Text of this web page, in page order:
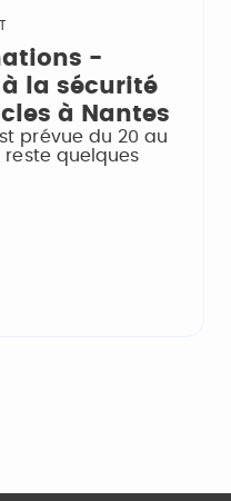
-
la sécurité
à Nantes
prévue du 20 au
quelques